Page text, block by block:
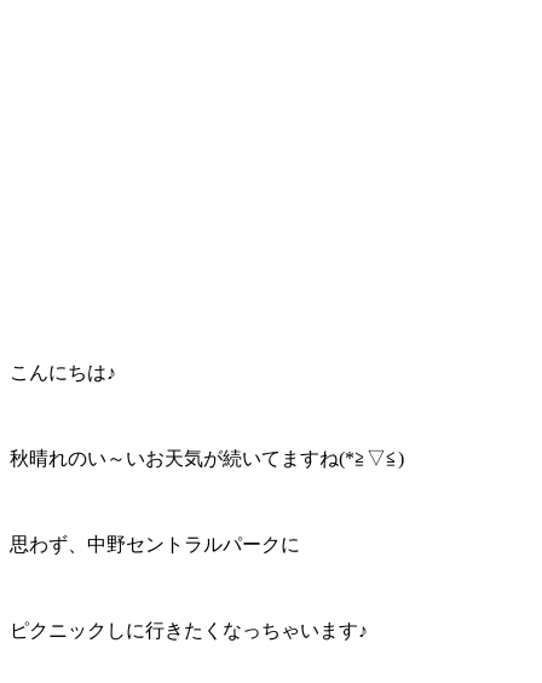
こんにちは♪
秋晴れのい～いお天気が続いてますね(*≧▽≦)
思わず、中野セントラルパークに
ピクニックしに行きたくなっちゃいます♪